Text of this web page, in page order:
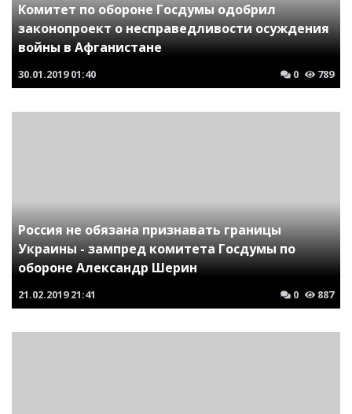
Комитет по обороне Госдумы одобрил
законопроект о несправедливости осуждения
войны в Афганистане
30.01.2019 01:40 0 789
Россия не обязана признавать границы
Украины - зампред комитета Госдумы по
обороне Александр Шерин
21.02.2019 21:41 0 887